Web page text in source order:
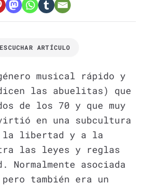
ESCUCHAR ARTÍCULO
musical rápido y
las abuelitas) que
de los 70 y que muy
en una subcultura
la libertad y a la
las leyes y reglas
Normalmente asociada
también era un